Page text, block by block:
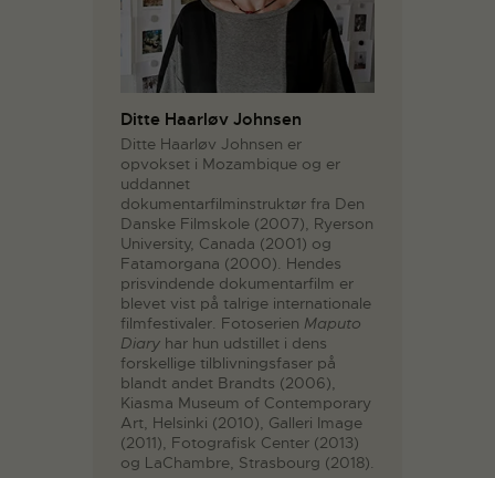
Ditte Haarløv Johnsen
Ditte Haarløv Johnsen er
opvokset i Mozambique og er
uddannet
dokumentarfilminstruktør fra Den
Danske Filmskole (2007), Ryerson
University, Canada (2001) og
Fatamorgana (2000). Hendes
prisvindende dokumentarfilm er
blevet vist på talrige internationale
filmfestivaler. Fotoserien Maputo
Diary har hun udstillet i dens
forskellige tilblivningsfaser på
blandt andet Brandts (2006),
Kiasma Museum of Contemporary
Art, Helsinki (2010), Galleri Image
(2011), Fotografisk Center (2013)
og LaChambre, Strasbourg (2018).